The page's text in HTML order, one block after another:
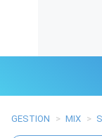
Últimas Noticias
GESTION > MIX >